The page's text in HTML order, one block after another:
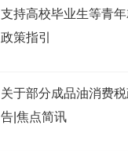
支持高校毕业生等青
政策指引
关于部分成品油消费
告|焦点简讯